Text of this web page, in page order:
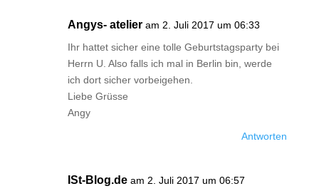
Angys- atelier am 2. Juli 2017 um 06:33
Ihr hattet sicher eine tolle Geburtstagsparty bei
Herrn U. Also falls ich mal in Berlin bin, werde
ich dort sicher vorbeigehen.
Liebe Grüsse
Angy
Antworten
ISt-Blog.de am 2. Juli 2017 um 06:57